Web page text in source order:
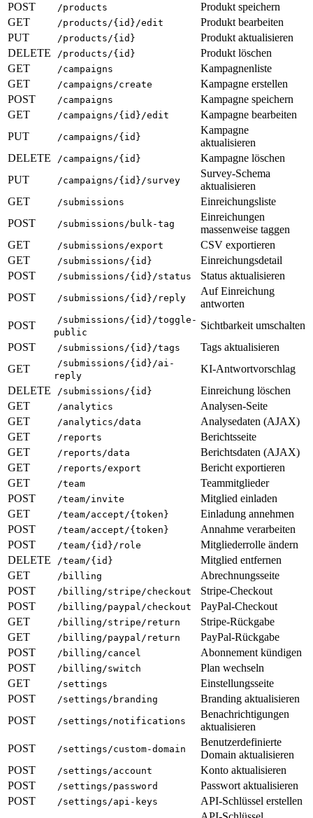
POST
/products
Produkt speichern
GET
/products/{id}/edit
Produkt bearbeiten
PUT
/products/{id}
Produkt aktualisieren
DELETE
/products/{id}
Produkt löschen
GET
/campaigns
Kampagnenliste
GET
/campaigns/create
Kampagne erstellen
POST
/campaigns
Kampagne speichern
GET
/campaigns/{id}/edit
Kampagne bearbeiten
PUT
/campaigns/{id}
Kampagne
aktualisieren
DELETE
/campaigns/{id}
Kampagne löschen
PUT
/campaigns/{id}/survey
Survey-Schema
aktualisieren
GET
/submissions
Einreichungsliste
POST
/submissions/bulk-tag
Einreichungen
massenweise taggen
GET
/submissions/export
CSV exportieren
GET
/submissions/{id}
Einreichungsdetail
POST
/submissions/{id}/status
Status aktualisieren
POST
/submissions/{id}/reply
Auf Einreichung
antworten
POST
/submissions/{id}/toggle-
public
Sichtbarkeit umschalten
POST
/submissions/{id}/tags
Tags aktualisieren
GET
/submissions/{id}/ai-
reply
KI-Antwortvorschlag
DELETE
/submissions/{id}
Einreichung löschen
GET
/analytics
Analysen-Seite
GET
/analytics/data
Analysedaten (AJAX)
GET
/reports
Berichtsseite
GET
/reports/data
Berichtsdaten (AJAX)
GET
/reports/export
Bericht exportieren
GET
/team
Teammitglieder
POST
/team/invite
Mitglied einladen
GET
/team/accept/{token}
Einladung annehmen
POST
/team/accept/{token}
Annahme verarbeiten
POST
/team/{id}/role
Mitgliederrolle ändern
DELETE
/team/{id}
Mitglied entfernen
GET
/billing
Abrechnungsseite
POST
/billing/stripe/checkout
Stripe-Checkout
POST
/billing/paypal/checkout
PayPal-Checkout
GET
/billing/stripe/return
Stripe-Rückgabe
GET
/billing/paypal/return
PayPal-Rückgabe
POST
/billing/cancel
Abonnement kündigen
POST
/billing/switch
Plan wechseln
GET
/settings
Einstellungsseite
POST
/settings/branding
Branding aktualisieren
POST
/settings/notifications
Benachrichtigungen
aktualisieren
POST
/settings/custom-domain
Benutzerdefinierte
Domain aktualisieren
POST
/settings/account
Konto aktualisieren
POST
/settings/password
Passwort aktualisieren
POST
/settings/api-keys
API-Schlüssel erstellen